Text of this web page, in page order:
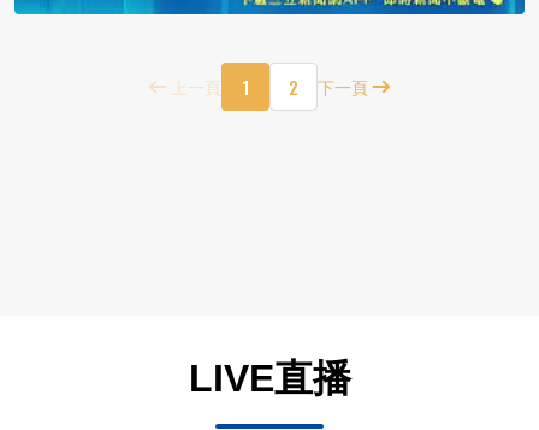
上一頁 1 2 下一頁
LIVE直播